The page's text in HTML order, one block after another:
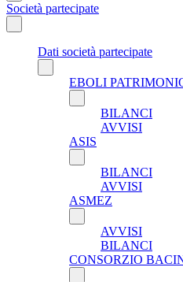
Società partecipate
Dati società partecipate
EBOLI
BILANCI
AVVISI
ASIS
BILANCI
AVVISI
ASMEZ
AVVISI
BILANCI
CONSORZIO